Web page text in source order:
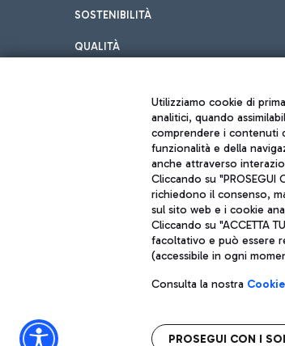
SOSTENIBILITÀ
QUALITÀ
Aeroporti di Roma S.p.A. - Società soggetta a
Codice fiscale e Registro delle Imprese di Roma
Capitale sociale 62.224.743,00 int. vers.
Sede legale: Via Pier Paolo Racchetti 1 - 00054
Utilizziamo cookie di
analitici, quando
comprendere i contenuti
funzionalità e della
anche attraverso
Cliccando su
richiedono il consenso,
sul sito web e i cookie
Cliccando su "ACCETTA
facoltativo e può essere
(accessibile in ogni
Consulta la nostra
PROSEGUI CON I